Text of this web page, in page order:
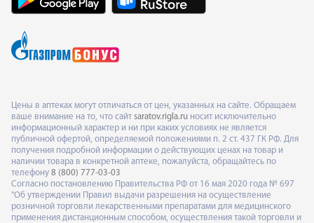
Цены в аптеках могут отличаться от цен, указанных на сайте. Обращаем
ваше внимание на то, что сайт saratov.rigla.ru носит исключительно
информационный характер и ни при каких условиях не является
публичной офертой, определяемой положениями п. 2 ст. 437 ГК РФ. Для
получения подробной информации о действующих ценах на товар и
наличии товара в конкретной аптеке, пожалуйста, обращайтесь по
телефону 8 (800) 777-03-03
Согласно постановлению Правительства РФ от 16 мая 2020 года № 697
"Об утверждении Правил выдачи разрешения на осуществление
розничной торговли лекарственными препаратами для медицинского
применения дистанционным способом, осуществления такой торговли и